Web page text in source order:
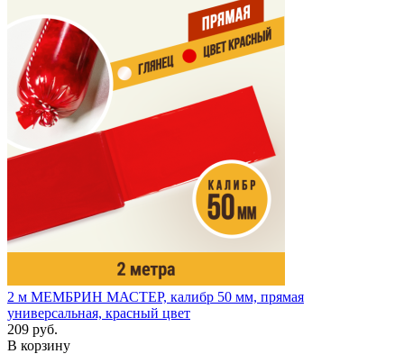
2 м МЕМБРИН МАСТЕР, калибр 50 мм, прямая
универсальная, красный цвет
209 руб.
В корзину